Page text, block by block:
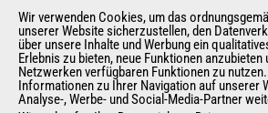
Impressum
Datenschutz
Veranstaltungen
Neuigkeiten
Wir verwenden Cookies, um das
unserer Website sicherzustellen, den
über unsere Inhalte und Werbung ein
Erlebnis zu bieten, neue Funktionen anzubieten
Netzwerken verfügbaren Funktionen zu
Informationen zu Ihrer Navigation auf unserer
Analyse-, Werbe- und Social-Media-Partner